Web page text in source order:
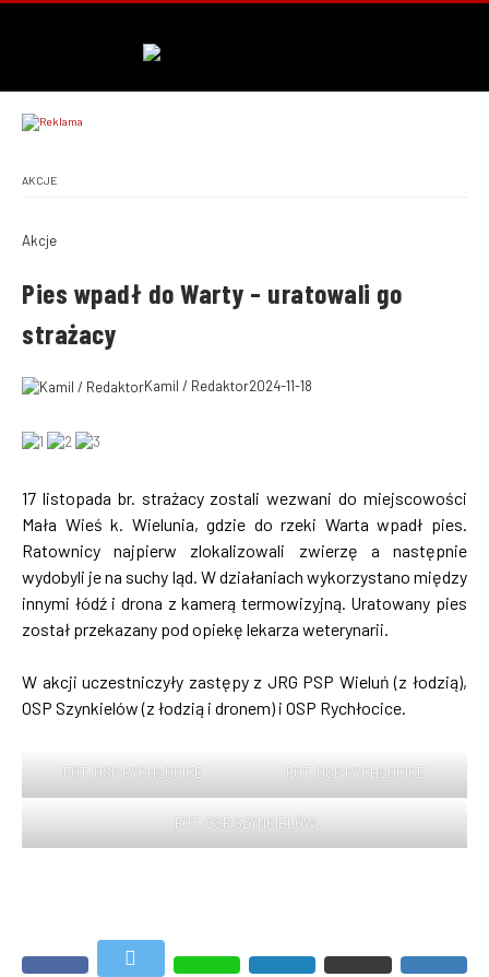
AKCJE
Akcje
Pies wpadł do Warty – uratowali go
strażacy
Kamil / Redaktor2024-11-18
17 listopada br. strażacy zostali wezwani do miejscowości
Mała Wieś k. Wielunia, gdzie do rzeki Warta wpadł pies.
Ratownicy najpierw zlokalizowali zwierzę a następnie
wydobyli je na suchy ląd. W działaniach wykorzystano między
innymi łódź i drona z kamerą termowizyjną. Uratowany pies
został przekazany pod opiekę lekarza weterynarii.
W akcji uczestniczyły zastępy z JRG PSP Wieluń (z łodzią),
OSP Szynkielów (z łodzią i dronem) i OSP Rychłocice.
FOT. OSP RYCHŁOCICE FOT. OSP RYCHŁOCICE
FOT. OSP SZYNKIELÓW